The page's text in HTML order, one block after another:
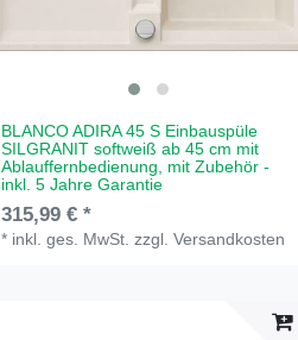
BLANCO ADIRA 45 S Einbauspüle
SILGRANIT softweiß ab 45 cm mit
Ablauffernbedienung, mit Zubehör -
inkl. 5 Jahre Garantie
315,99 € *
* inkl. ges. MwSt. zzgl.Versandkosten